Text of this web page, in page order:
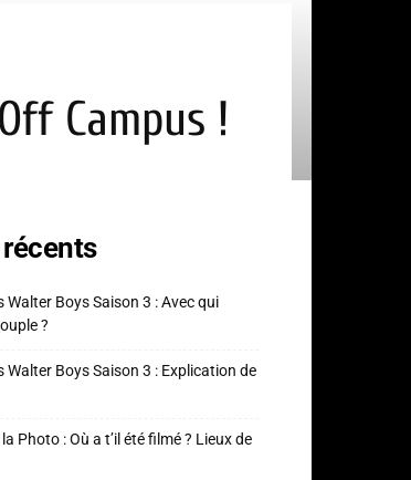
Campus !
Walter Boys Saison 3 : Avec qui
?
Walter Boys Saison 3 : Explication de
Photo : Où a t’il été filmé ? Lieux de